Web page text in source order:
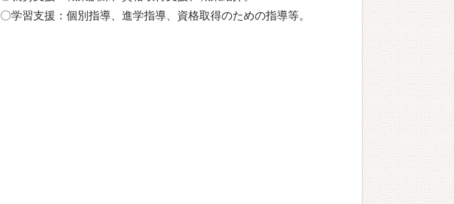
〇学習支援：個別指導、進学指導、資格取得のための指導等。